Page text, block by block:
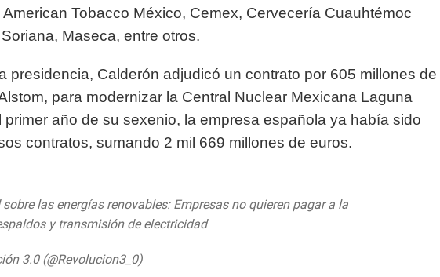
Tobacco México, Cemex, Cervecería Cuauhtémoc
Maseca, entre otros.
presidencia, Calderón adjudicó un contrato por 605 millones de
para modernizar la Central Nuclear Mexicana Laguna
primer año de su sexenio, la empresa española ya había sido
contratos, sumando 2 mil 669 millones de euros.
sobre las energías renovables: Empresas no quieren pagar a la
y transmisión de electricidad
3.0 (@Revolucion3_0)